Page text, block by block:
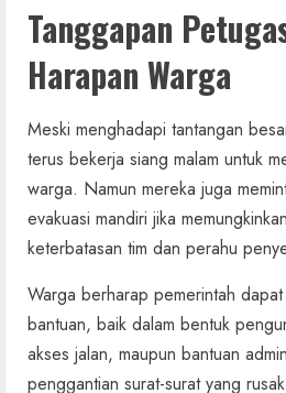
Tanggapan
Harapan Warga
Meski menghadapi tantangan
terus bekerja siang malam untuk
warga. Namun mereka juga
evakuasi mandiri jika
keterbatasan tim dan perahu
Warga berharap pemerintah
bantuan, baik dalam bentuk
akses jalan, maupun bantuan
penggantian surat-surat yang